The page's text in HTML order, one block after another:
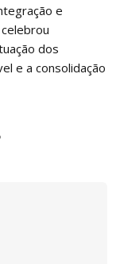
e
dos
e a consolidação